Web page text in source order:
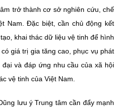
trở thành cơ sở nghiên cứu, chế
Nam. Đặc biệt, cần chủ động kết
khai thác dữ liệu vệ tinh để hình
giá trị gia tăng cao, phục vụ phát
và đáp ứng nhu cầu của xã hội
vệ tinh của Việt Nam.
lưu ý Trung tâm cần đẩy mạnh